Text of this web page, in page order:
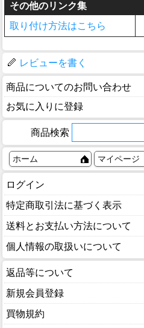
その他のリンク集
取り付け方法はこちら
レビューを書く
商品についてのお問い合わせ
お気に入りに登録
商品検索
ホーム マイページ
ログイン
特定商取引法に基づく表示
送料とお支払い方法について
個人情報の取扱いについて
返品等について
新規会員登録
買物規約